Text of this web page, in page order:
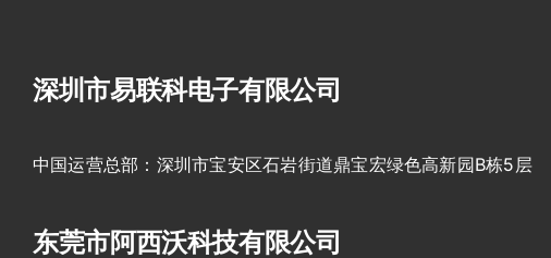
深圳市易联科电子有限公司
中国运营总部：深圳市宝安区石岩街道鼎宝宏绿色高新园B栋5层
东莞市阿西沃科技有限公司